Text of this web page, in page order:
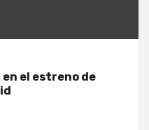
el estreno de